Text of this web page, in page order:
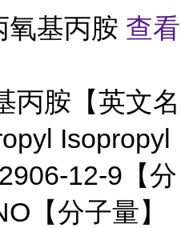
氧基丙胺 查看
丙胺【英文名
Isopropyl
12-9【分
【分子量】